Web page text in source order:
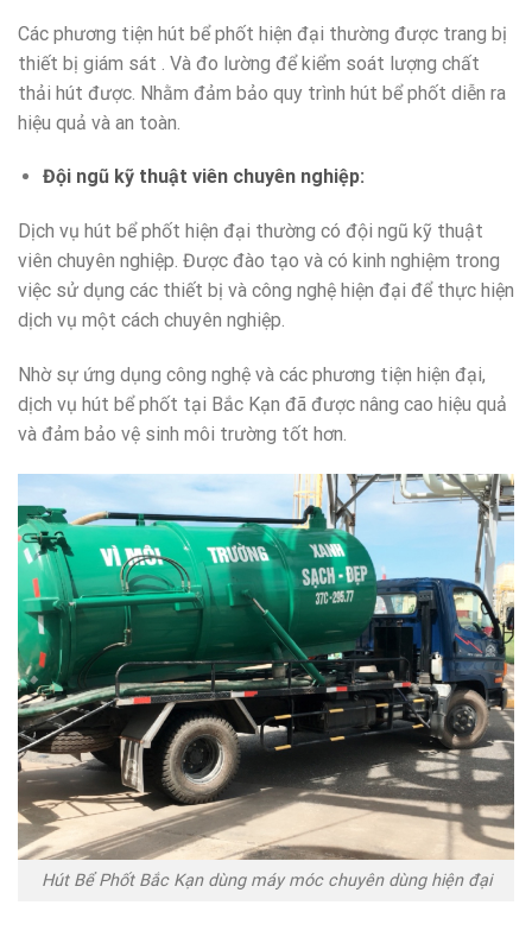
Các phương tiện hút bể phốt hiện đại thường được trang bị
thiết bị giám sát . Và đo lường để kiểm soát lượng chất
thải hút được. Nhằm đảm bảo quy trình hút bể phốt diễn ra
hiệu quả và an toàn.
Đội ngũ kỹ thuật viên chuyên nghiệp:
Dịch vụ hút bể phốt hiện đại thường có đội ngũ kỹ thuật
viên chuyên nghiệp. Được đào tạo và có kinh nghiệm trong
việc sử dụng các thiết bị và công nghệ hiện đại để thực hiện
dịch vụ một cách chuyên nghiệp.
Nhờ sự ứng dụng công nghệ và các phương tiện hiện đại,
dịch vụ hút bể phốt tại Bắc Kạn đã được nâng cao hiệu quả
và đảm bảo vệ sinh môi trường tốt hơn.
Hút Bể Phốt Bắc Kạn dùng máy móc chuyên dùng hiện đại